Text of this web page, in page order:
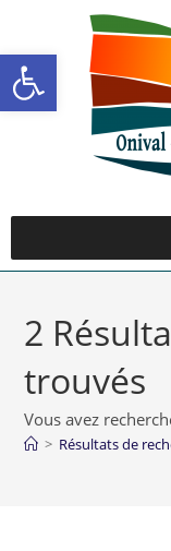
Ouvrir la
2
trouvés
Vous avez
> Résultats de